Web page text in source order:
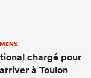
chargé pour
à Toulon